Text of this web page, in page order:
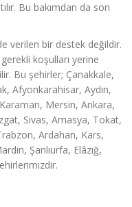
Bu bakımdan da son
verilen bir destek değildir.
koşulları yerine
Bu şehirler; Çanakkale,
Afyonkarahisar, Aydın,
Mersin, Ankara,
Sivas, Amasya, Tokat,
Ardahan, Kars,
Şanlıurfa, Elâzığ,